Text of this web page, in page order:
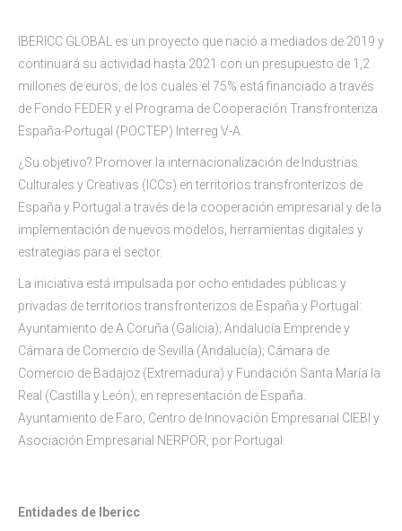
IBERICC GLOBAL es un proyecto que nació a mediados de 2019 y
continuará su actividad hasta 2021 con un presupuesto de 1,2
millones de euros, de los cuales el 75% está financiado a través
de Fondo FEDER y el Programa de Cooperación Transfronteriza
España-Portugal (POCTEP) Interreg V-A.
¿Su objetivo? Promover la internacionalización de Industrias
Culturales y Creativas (ICCs) en territorios transfronterizos de
España y Portugal a través de la cooperación empresarial y de la
implementación de nuevos modelos, herramientas digitales y
estrategias para el sector.
La iniciativa está impulsada por ocho entidades públicas y
privadas de territorios transfronterizos de España y Portugal:
Ayuntamiento de A Coruña (Galicia); Andalucía Emprende y
Cámara de Comercio de Sevilla (Andalucía); Cámara de
Comercio de Badajoz (Extremadura) y Fundación Santa María la
Real (Castilla y León); en representación de España.
Ayuntamiento de Faro, Centro de Innovación Empresarial CIEBI y
Asociación Empresarial NERPOR, por Portugal.
Entidades de Ibericc